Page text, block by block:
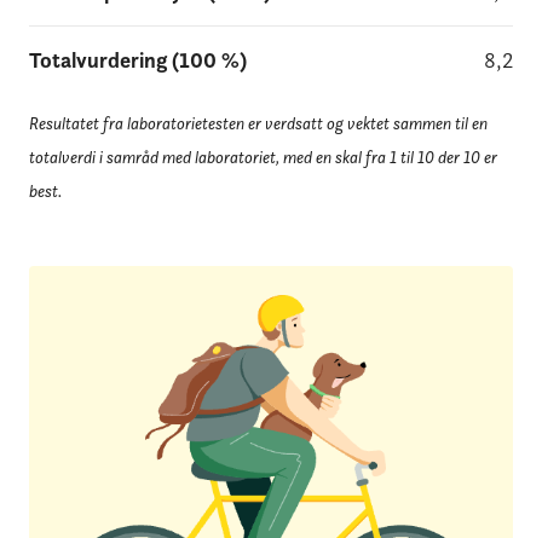
Totalvurdering (100 %) 8,2
Resultatet fra laboratorietesten er verdsatt og vektet sammen til en
totalverdi i samråd med laboratoriet, med en skal fra 1 til 10 der 10 er
best.